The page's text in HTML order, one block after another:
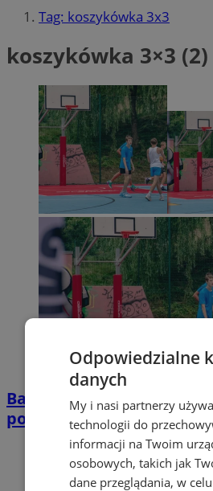
Tag: koszykówka 3x3
koszykówka 3×3 (2)
Basket na Wzgórzach po
powalczą już 13 czerwca
Odpowiedzialne
danych
My i nasi partnerzy
technologii do
informacji na Twoim
osobowych, takich jak
dane przeglądania, w